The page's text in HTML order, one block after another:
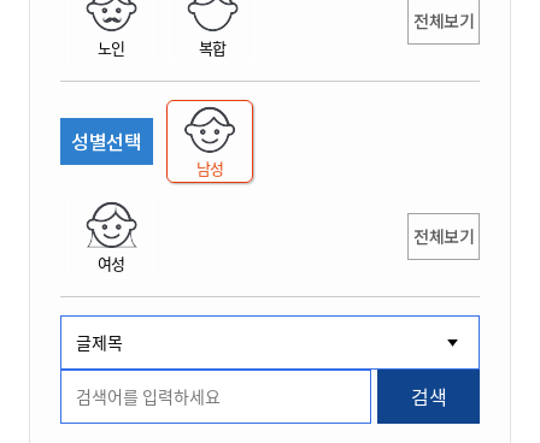
노인 복합
전체보기
성별선택
남성
여성
전체보기
검색